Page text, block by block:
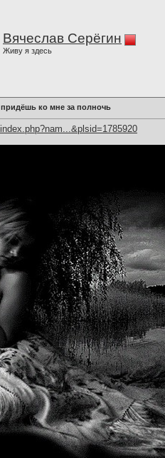
Вячеслав Серёгин
Живу я здесь
ко мне за полночь